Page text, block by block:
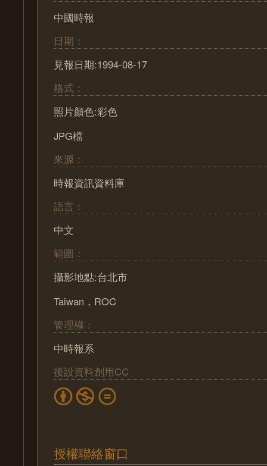
中國時報
日期：
見報日期:1994-08-17
格式：
照片顏色:彩色
JPG檔
來源：
時報資訊資料庫
語言：
中文
範圍：
攝影地點:台北市
Taiwan，ROC
管理權：
中時報系
後設資料創用CC
授權聯絡窗口